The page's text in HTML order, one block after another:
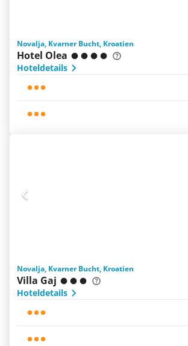
Novalja, Kvarner Bucht, Kroatien
Hotel Olea
Hoteldetails
Novalja, Kvarner Bucht, Kroatien
Villa Gaj
Hoteldetails